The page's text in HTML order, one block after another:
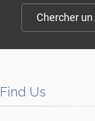
Chercher
Find Us